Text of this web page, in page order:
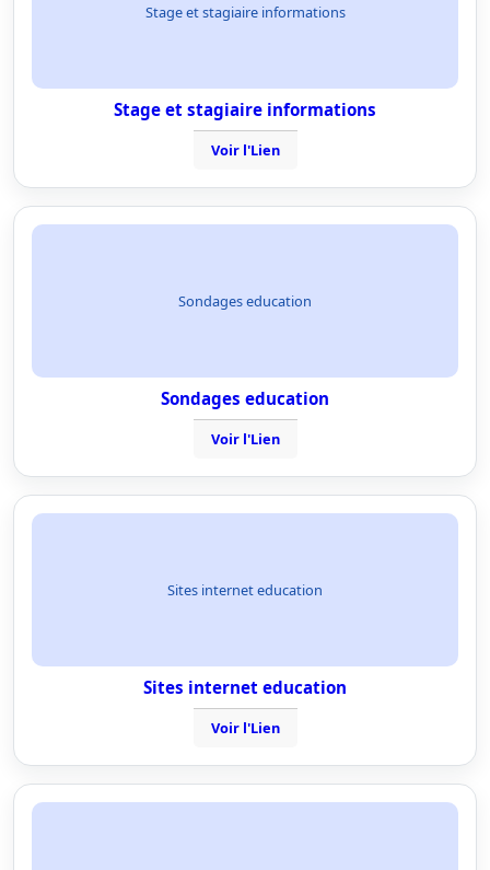
Stage et stagiaire informations
Stage et stagiaire informations
Voir l'Lien
Sondages education
Sondages education
Voir l'Lien
Sites internet education
Sites internet education
Voir l'Lien